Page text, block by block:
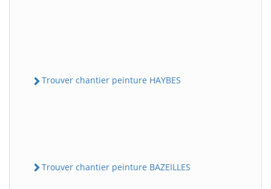
Trouver chantier peinture HAYBES
Trouver chantier peinture BAZEILLES